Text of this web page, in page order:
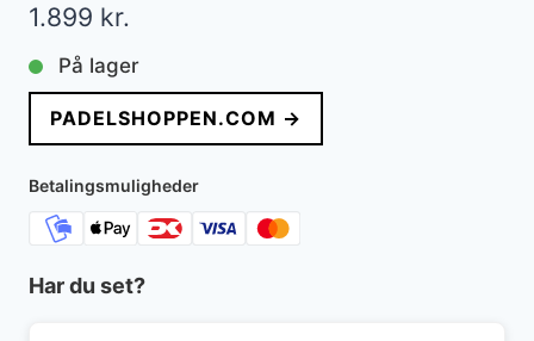
1.899 kr.
På lager
PADELSHOPPEN.COM →
Betalingsmuligheder
Har du set?